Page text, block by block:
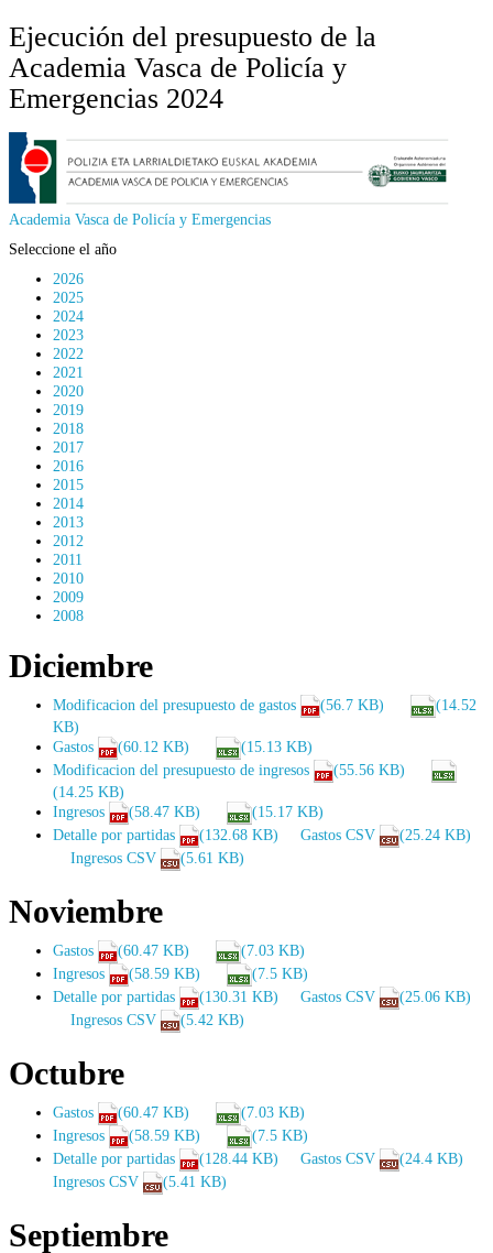
Ejecución del presupuesto de la
Academia Vasca de Policía y
Emergencias 2024
Academia Vasca de Policía y Emergencias
Seleccione el año
2026
2025
2024
2023
2022
2021
2020
2019
2018
2017
2016
2015
2014
2013
2012
2011
2010
2009
2008
Diciembre
Modificacion del presupuesto de gastos (56.7 KB)
(14.52
KB)
Gastos
(60.12 KB)
(15.13 KB)
Modificacion del presupuesto de ingresos
(55.56 KB)
(14.25 KB)
Ingresos
(58.47 KB)
(15.17 KB)
Detalle por partidas
(132.68 KB) Gastos CSV
(25.24 KB)
Ingresos CSV
(5.61 KB)
Noviembre
Gastos (60.47 KB)
(7.03 KB)
Ingresos
(58.59 KB)
(7.5 KB)
Detalle por partidas
(130.31 KB) Gastos CSV
(25.06 KB)
Ingresos CSV
(5.42 KB)
Octubre
Gastos (60.47 KB)
(7.03 KB)
Ingresos
(58.59 KB)
(7.5 KB)
Detalle por partidas
(128.44 KB) Gastos CSV
(24.4 KB)
Ingresos CSV
(5.41 KB)
Septiembre